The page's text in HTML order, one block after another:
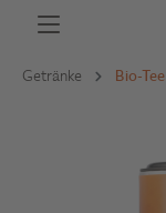
Getränke Bio-Tee